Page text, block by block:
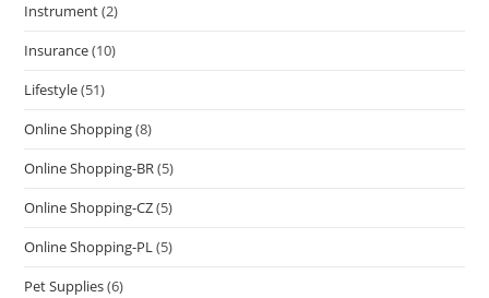
Instrument(2)
Insurance(10)
Lifestyle(51)
Online Shopping(8)
Online Shopping-BR(5)
Online Shopping-CZ(5)
Online Shopping-PL(5)
Pet Supplies(6)